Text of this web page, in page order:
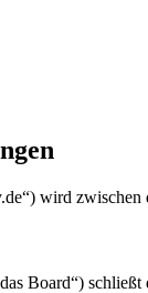
wird
Board“)